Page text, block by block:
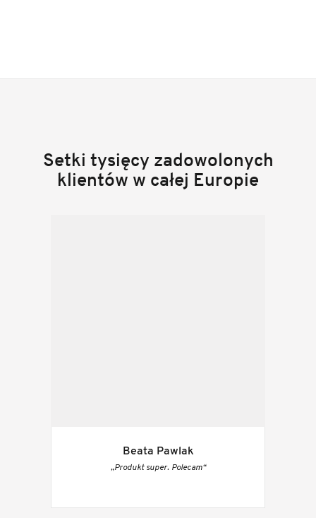
Setki tysięcy zadowolonych
klientów w całej Europie
Beata Pawlak
„Produkt super. Polecam“